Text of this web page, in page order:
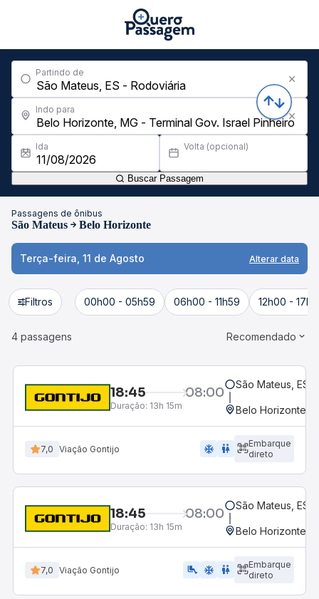
Partindo de
Indo para
Ida Volta (opcional)
Buscar Passagem
Passagens de ônibus
São Mateus Belo Horizonte
Terça-feira, 11 de Agosto Alterar data
Filtros 00h00 - 05h59 06h00 - 11h59 12h00 -
4 passagens Recomendado
18:45 08:00
Duração: 13h 15m
São Mateus, ES
Belo Horizonte,
7,0 Viação Gontijo ac_unit wc
Embarque
direto
18:45 08:00
Duração: 13h 15m
São Mateus, ES
Belo Horizonte,
7,0 Viação Gontijo airline_seat_legroom_extra ac_unit wc
Embarque
direto